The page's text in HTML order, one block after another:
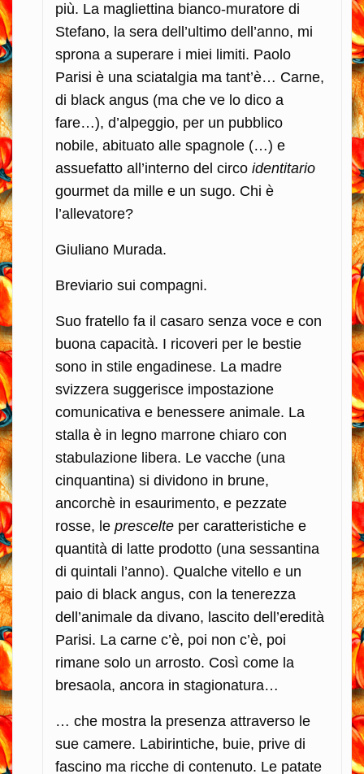
più. La magliettina bianco-muratore di
Stefano, la sera dell’ultimo dell’anno, mi
sprona a superare i miei limiti. Paolo
Parisi è una sciatalgia ma tant’è… Carne,
di black angus (ma che ve lo dico a
fare…), d’alpeggio, per un pubblico
nobile, abituato alle spagnole (…) e
assuefatto all’interno del circo identitario
gourmet da mille e un sugo. Chi è
l’allevatore?
Giuliano Murada.
Breviario sui compagni.
Suo fratello fa il casaro senza voce e con
buona capacità. I ricoveri per le bestie
sono in stile engadinese. La madre
svizzera suggerisce impostazione
comunicativa e benessere animale. La
stalla è in legno marrone chiaro con
stabulazione libera. Le vacche (una
cinquantina) si dividono in brune,
ancorchè in esaurimento, e pezzate
rosse, le prescelte per caratteristiche e
quantità di latte prodotto (una sessantina
di quintali l’anno). Qualche vitello e un
paio di black angus, con la tenerezza
dell’animale da divano, lascito dell’eredità
Parisi. La carne c’è, poi non c’è, poi
rimane solo un arrosto. Così come la
bresaola, ancora in stagionatura…
… che mostra la presenza attraverso le
sue camere. Labirintiche, buie, prive di
fascino ma ricche di contenuto. Le patate